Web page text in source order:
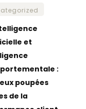
et
:
poupées
de la